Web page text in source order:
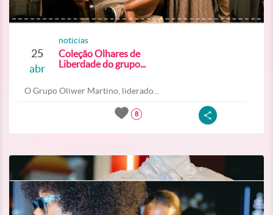
25
abr
noticias
Coleção Olhares de
Liberdade do grupo...
O Grupo Oliwer Martino, liderado...
8